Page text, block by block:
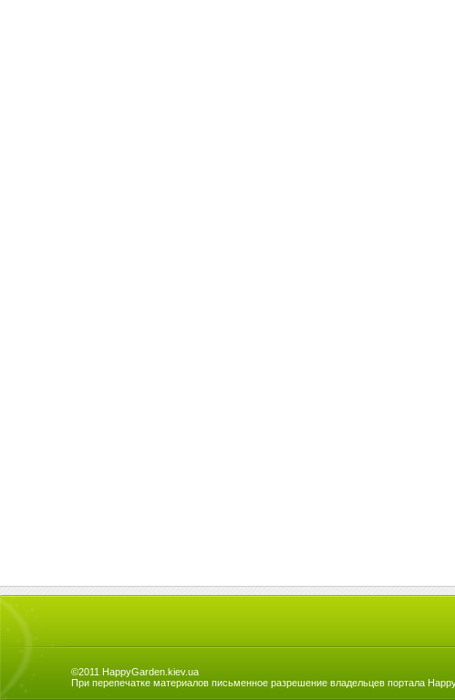
©2011 HappyGarden.kiev.ua
При перепечатке материалов письменное разрешение владельцев портала